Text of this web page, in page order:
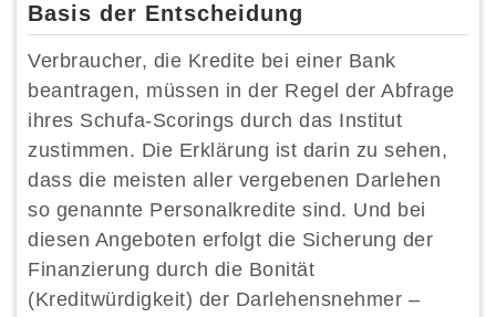
Basis der Entscheidung
Verbraucher, die Kredite bei einer Bank
beantragen, müssen in der Regel der Abfrage
ihres Schufa-Scorings durch das Institut
zustimmen. Die Erklärung ist darin zu sehen,
dass die meisten aller vergebenen Darlehen
so genannte Personalkredite sind. Und bei
diesen Angeboten erfolgt die Sicherung der
Finanzierung durch die Bonität
(Kreditwürdigkeit) der Darlehensnehmer –